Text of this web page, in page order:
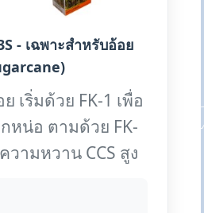
- เฉพาะสำหรับอ้อย
เริ่มด้วย FK-1 เพื่อ
หน่อ ตามด้วย FK-
วามหวาน CCS สูง